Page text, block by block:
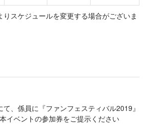
りスケジュールを変更する場合がございま
、係員に『ファンフェスティバル2019』
イベントの参加券をご提示ください